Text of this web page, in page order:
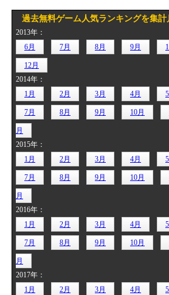
過去無料ゲーム人気ランキングを集計
2013年：
6月
7月 8月 9月
12月
2014年：
1月
2月 3月 4月
7月 8月 9月 10月
月
2015年：
1月
2月 3月 4月
7月 8月 9月 10月
月
2016年：
1月
2月 3月 4月
7月 8月 9月 10月
月
2017年：
1月
2月 3月 4月